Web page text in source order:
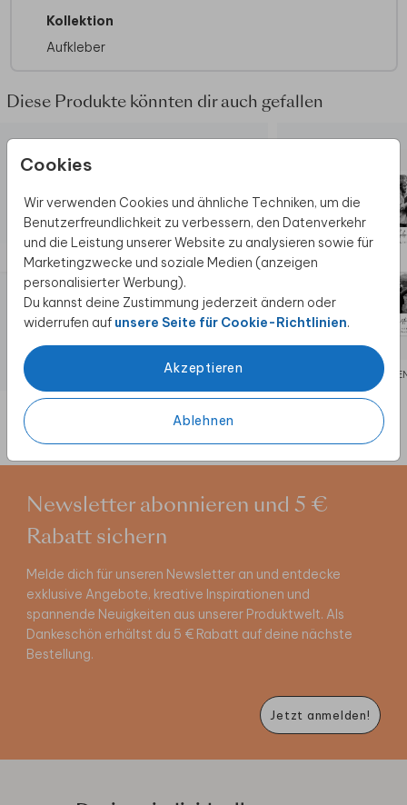
Cookies
Wir verwenden Cookies und ähnliche Techniken, um die
Benutzerfreundlichkeit zu verbessern, den Datenverkehr
und die Leistung unserer Website zu analysieren sowie für
Marketingzwecke und soziale Medien (anzeigen
personalisierter Werbung).
Du kannst deine Zustimmung jederzeit ändern oder
widerrufen auf unsere Seite für Cookie-Richtlinien.
Akzeptieren
Ablehnen
Kollektion
Aufkleber
Diese Produkte könnten dir auch gefallen
FLASCHENETIKETTEN
Newsletter abonnieren und 5 €
Rabatt sichern
Melde dich für unseren Newsletter an und entdecke
exklusive Angebote, kreative Inspirationen und
spannende Neuigkeiten aus unserer Produktwelt. Als
Dankeschön erhältst du 5 € Rabatt auf deine nächste
Bestellung.
Jetzt anmelden!